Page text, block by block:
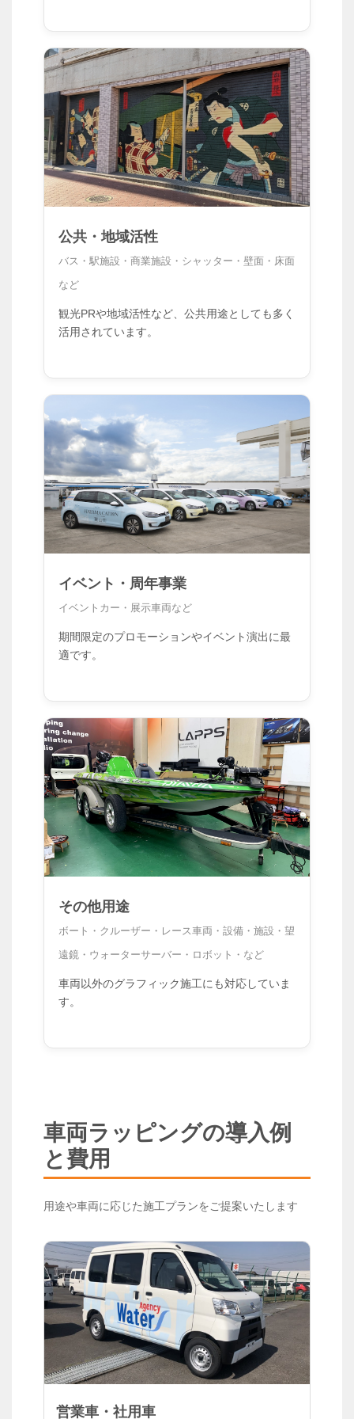
公共・地域活性
バス・駅施設・商業施設・シャッター・壁面・床面
など
観光PRや地域活性など、公共用途としても多く
活用されています。
イベント・周年事業
イベントカー・展示車両など
期間限定のプロモーションやイベント演出に最
適です。
その他用途
ボート・クルーザー・レース車両・設備・施設・望
遠鏡・ウォーターサーバー・ロボット・など
車両以外のグラフィック施工にも対応していま
す。
車両ラッピングの導入例
と費用
用途や車両に応じた施工プランをご提案いたします
営業車・社用車